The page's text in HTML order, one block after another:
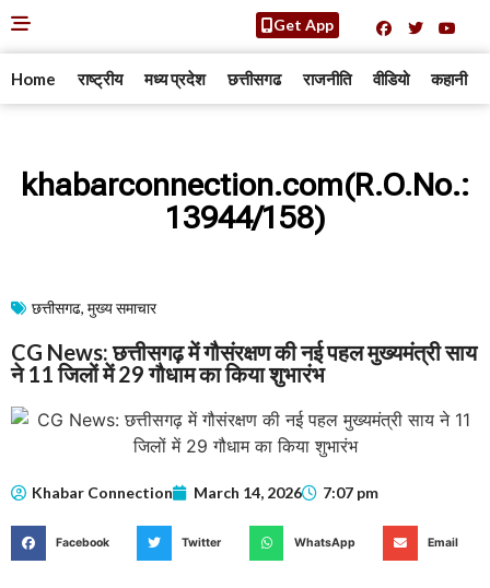
Get App
Home राष्ट्रीय मध्य प्रदेश छत्तीसगढ राजनीति वीडियो कहानी
khabarconnection.com(R.O.No.:
13944/158)
छत्तीसगढ, मुख्य समाचार​
CG News: छत्तीसगढ़ में गौसंरक्षण की नई पहल मुख्यमंत्री साय
ने 11 जिलों में 29 गौधाम का किया शुभारंभ
Khabar Connection March 14, 2026 7:07 pm
Facebook Twitter WhatsApp Email